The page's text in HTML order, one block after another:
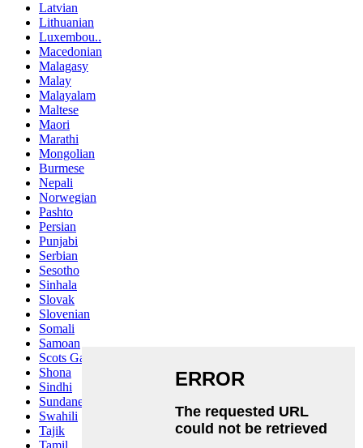
Latvian
Lithuanian
Luxembou..
Macedonian
Malagasy
Malay
Malayalam
Maltese
Maori
Marathi
Mongolian
Burmese
Nepali
Norwegian
Pashto
Persian
Punjabi
Serbian
Sesotho
Sinhala
Slovak
Slovenian
Somali
Samoan
Scots Gaelic
Shona
Sindhi
Sundanese
Swahili
Tajik